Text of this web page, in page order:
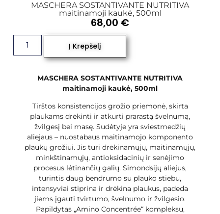
MASCHERA SOSTANTIVANTE NUTRITIVA
maitinamoji kaukė, 500ml
MASCHERA SOSTANTIVANTE NUTRITIVA
maitinamoji kaukė, 500ml
Tirštos konsistencijos grožio priemonė, skirta
plaukams drėkinti ir atkurti prarastą švelnumą,
žvilgesį bei masę. Sudėtyje yra sviestmedžių
aliejaus – nuostabaus maitinamojo komponento
plaukų grožiui. Jis turi drėkinamųjų, maitinamųjų,
minkštinamųjų, antioksidacinių ir senėjimo
procesus lėtinančių galių. Simondsijų aliejus,
turintis daug bendrumo su plauko stiebu,
intensyviai stiprina ir drėkina plaukus, padeda
jiems įgauti tvirtumo, švelnumo ir žvilgesio.
Papildytas „Amino Concentrée“ kompleksu,
68,00 €
Į Krepšelį